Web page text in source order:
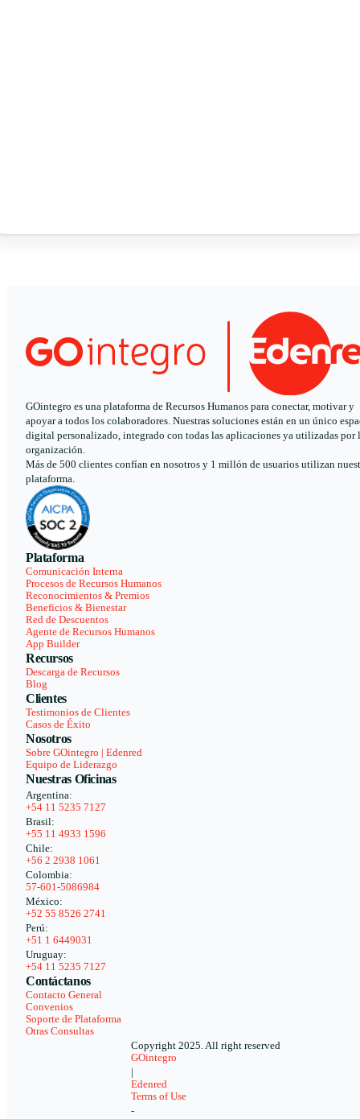
GOintegro es una plataforma de Recursos Humanos para conectar, motivar y
apoyar a todos los colaboradores. Nuestras soluciones están en un único
digital personalizado, integrado con todas las aplicaciones ya utilizadas por
organización.
Más de 500 clientes confían en nosotros y 1 millón de usuarios utilizan
plataforma.
Plataforma
Comunicación Interna
Procesos de Recursos Humanos
Reconocimientos & Premios
Beneficios & Bienestar
Red de Descuentos
Agente de Recursos Humanos
App Builder
Recursos
Descarga de Recursos
Blog
Clientes
Testimonios de Clientes
Casos de Éxito
Nosotros
Sobre GOintegro | Edenred
Equipo de Liderazgo
Nuestras Oficinas
Argentina:
+54 11 5235 7127
Brasil:
+55 11 4933 1596
Chile:
+56 2 2938 1061
Colombia:
57-601-5086984
México:
+52 55 8526 2741
Perú:
+51 1 6449031
Uruguay:
+54 11 5235 7127
Contáctanos
Contacto General
Convenios
Soporte de Plataforma
Otras Consultas
Copyright 2025. All right reserved
GOintegro
Edenred
Terms of Use
-